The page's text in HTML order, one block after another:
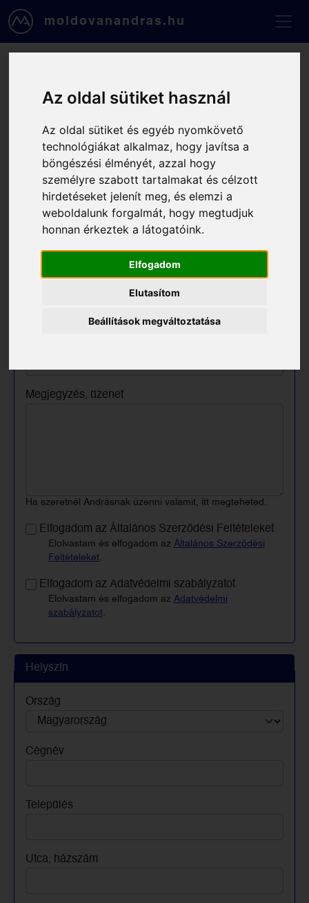
Az oldal sütiket használ
Az oldal sütiket és egyéb nyomkövető
technológiákat alkalmaz, hogy javítsa a
böngészési élményét, azzal hogy
személyre szabott tartalmakat és célzott
hirdetéseket jelenít meg, és elemzi a
weboldalunk forgalmát, hogy megtudjuk
honnan érkeztek a látogatóink.
Elfogadom
Elutasítom
Beállítások megváltoztatása
Ugrás a tartalomra
moldovanandras.hu
- 15:00
Kapcsolattartási adataid
Email
Telefonszámod
Megjegyzés, üzenet
Ha szeretnél Andrásnak üzenni valamit, itt megteheted.
Elfogadom az Általános Szerződési Feltételeket
Elolvastam és elfogadom az Általános Szerződési
Feltételeket.
Elfogadom az Adatvédelmi szabályzatot
Elolvastam és elfogadom az Adatvédelmi
szabályzatot.
Helyszín
Ország
Cégnév
Település
Utca, házszám